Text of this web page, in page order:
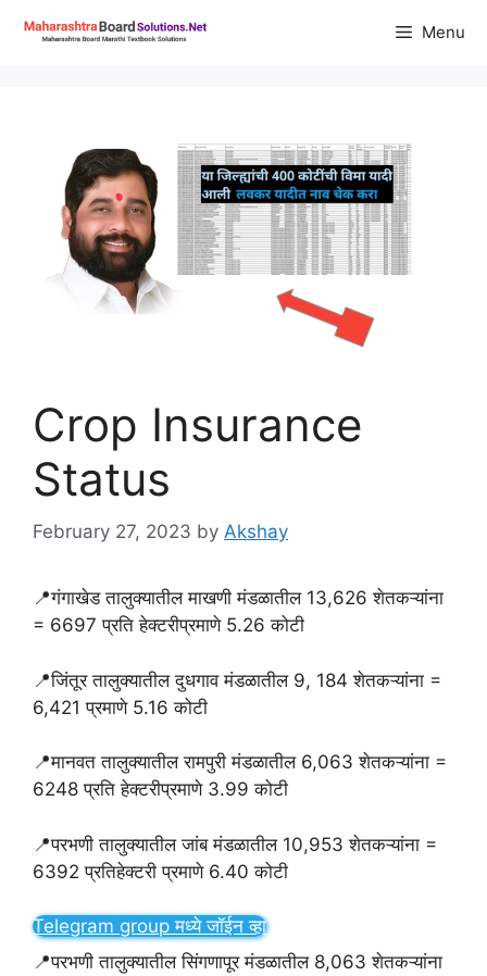
Menu
Crop Insurance
Status
February 27, 2023 by Akshay
📍गंगाखेड तालुक्यातील माखणी मंडळातील 13,626 शेतकऱ्यांना
= 6697 प्रति हेक्टरीप्रमाणे 5.26 कोटी
📍जिंतूर तालुक्यातील दुधगाव मंडळातील 9, 184 शेतकऱ्यांना =
6,421 प्रमाणे 5.16 कोटी
📍मानवत तालुक्यातील रामपुरी मंडळातील 6,063 शेतकऱ्यांना =
6248 प्रति हेक्टरीप्रमाणे 3.99 कोटी
📍परभणी तालुक्यातील जांब मंडळातील 10,953 शेतकऱ्यांना =
6392 प्रतिहेक्टरी प्रमाणे 6.40 कोटी
Telegram group मध्ये जॉईन व्हा
📍परभणी तालुक्यातील सिंगणापूर मंडळातील 8,063 शेतकऱ्यांना